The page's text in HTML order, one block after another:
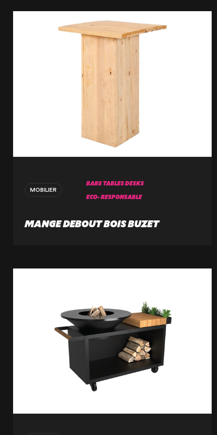
MOBILIER
BARS TABLES DESKS
ECO- RESPONSABLE
MANGE DEBOUT BOIS BUZET